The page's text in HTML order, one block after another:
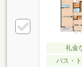
礼金
バス・